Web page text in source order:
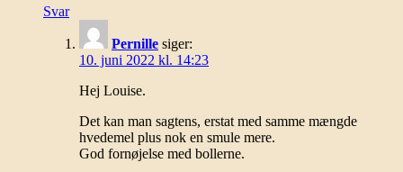
Svar
Pernille siger:
10. juni 2022 kl. 14:23
Hej Louise.
Det kan man sagtens, erstat med samme mængde
hvedemel plus nok en smule mere.
God fornøjelse med bollerne.